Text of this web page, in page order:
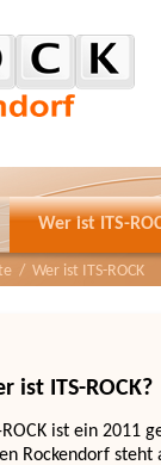
Wer ist ITS-
/ Wer ist ITS-ROCK
ist ITS-ROCK?
ROCK ist ein
Rockendorf